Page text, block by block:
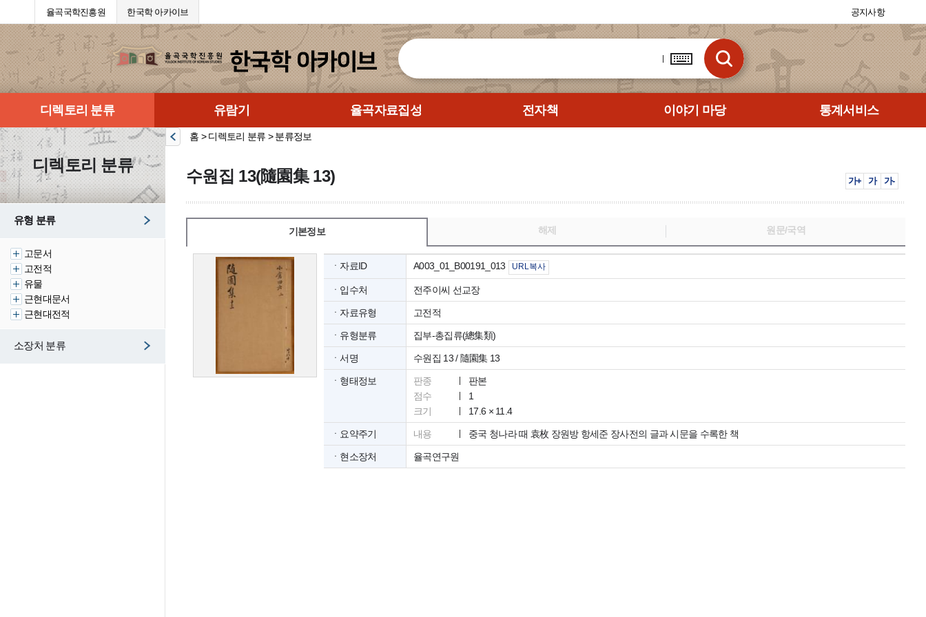
율곡국학진흥원 한국학 아카이브 공지사항
디렉토리 분류 유람기 율곡자료집성 전자책 이야기 마당 통계서비스
디렉토리 분류
유형 분류
고문서
고전적
유물
근현대문서
근현대전적
소장처 분류
홈 > 디렉토리 분류 > 분류정보
수원집 13(隨園集 13) 가+ 가 가-
기본정보 해제 원문/국역
ㆍ자료ID A003_01_B00191_013 URL복사
ㆍ입수처 전주이씨 선교장
ㆍ자료유형 고전적
ㆍ유형분류 집부-총집류(總集類)
ㆍ서명 수원집 13 / 隨園集 13
ㆍ형태정보 판종
판본
점수
1
크기
17.6 × 11.4
ㆍ요약주기 내용 중국 청나라 때 袁枚 장원방 항세준 장사전의 글과 시문을 수록한 책
ㆍ현소장처 율곡연구원